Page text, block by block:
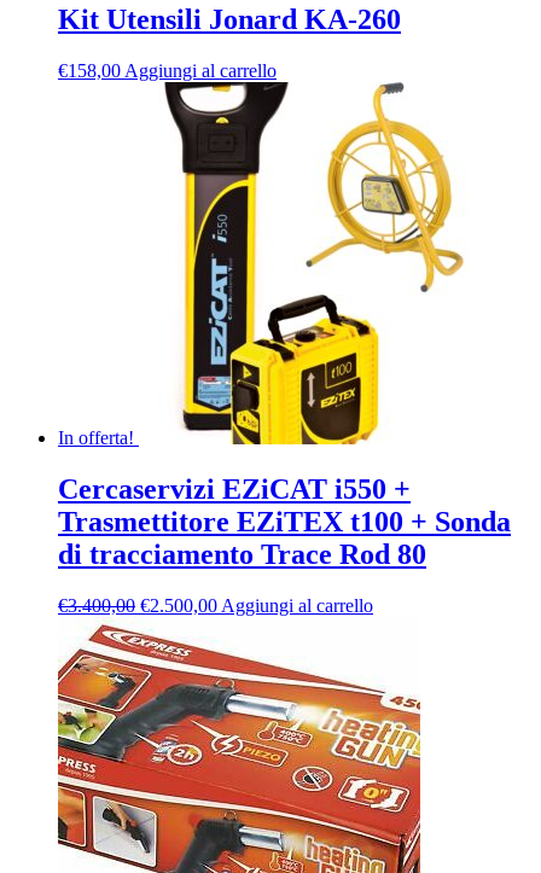
Kit Utensili Jonard KA-260
€158,00 Aggiungi al carrello
In offerta!
Cercaservizi EZiCAT i550 +
Trasmettitore EZiTEX t100 + Sonda
di tracciamento Trace Rod 80
€3.400,00 Il
prezzo
originale
era:
€3.400,00.
€2.500,00Il
attuale
è:
€2.500,00.
Aggiungi al carrello